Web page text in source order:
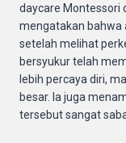
daycare Montessori
mengatakan bahwa
setelah melihat
bersyukur telah
lebih percaya diri,
besar. Ia juga
tersebut sangat